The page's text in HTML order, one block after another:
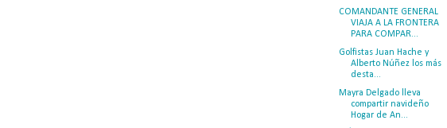
COMANDANTE GENERAL
VIAJA A LA FRONTERA
PARA COMPAR...
Golfistas Juan Hache y
Alberto Núñez los más
desta...
Mayra Delgado lleva
compartir navideño
Hogar de An...